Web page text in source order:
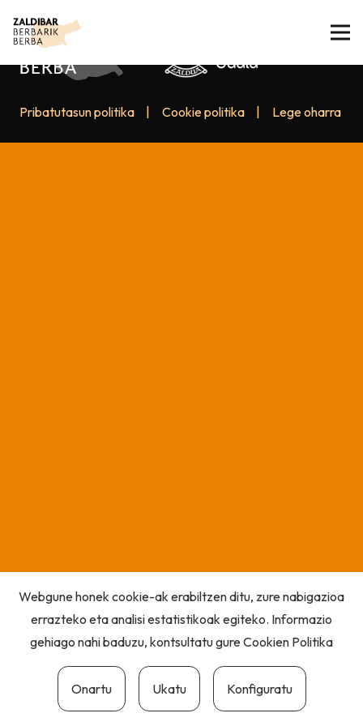
Pribatutasun politika Cookie politika Lege oharra
Webgune honek cookie-ak erabiltzen ditu, zure nabigazioa
errazteko eta analisi estatistikoak egiteko. Informazio
gehiago nahi baduzu, kontsultatu gureCookien Politika
Onartu Ukatu Konfiguratu